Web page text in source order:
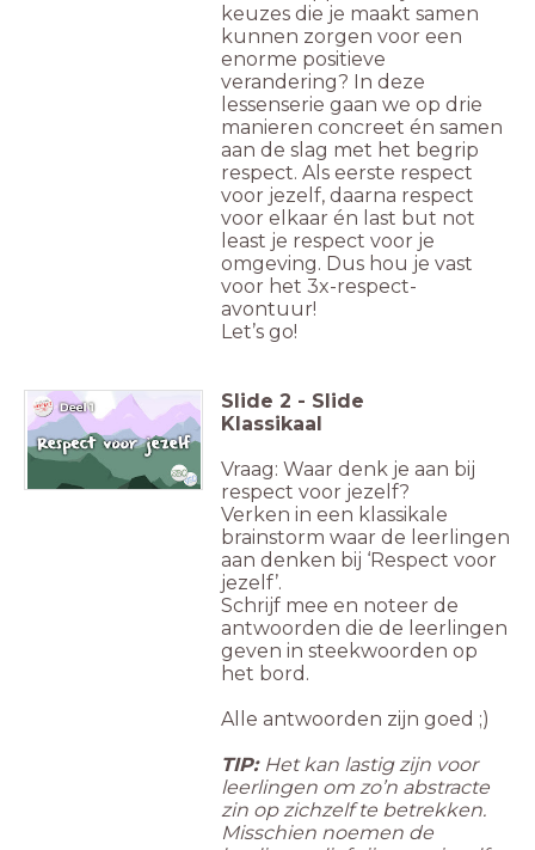
keuzes die je maakt samen
kunnen zorgen voor een
enorme positieve
verandering? In deze
lessenserie gaan we op drie
manieren concreet én samen
aan de slag met het begrip
respect. Als eerste respect
voor jezelf, daarna respect
voor elkaar én last but not
least je respect voor je
omgeving. Dus hou je vast
voor het 3x-respect-
avontuur!
Let’s go!
Slide 2 - Slide
Klassikaal
Vraag: Waar denk je aan bij
respect voor jezelf?
Verken in een klassikale
brainstorm waar de leerlingen
aan denken bij ‘Respect voor
jezelf’.
Schrijf mee en noteer de
antwoorden die de leerlingen
geven in steekwoorden op
het bord.
Alle antwoorden zijn goed ;)
TIP: Het kan lastig zijn voor
leerlingen om zo’n abstracte
zin op zichzelf te betrekken.
Misschien noemen de